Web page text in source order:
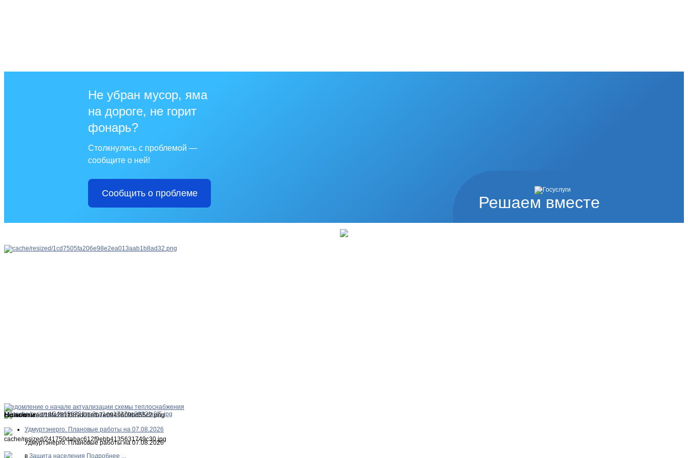
Решаем вместе
Не убран мусор, яма
на дороге, не горит
фонарь?
Столкнулись с проблемой —
сообщите о ней!
Сообщить о проблеме
Уведомление о начале актуализации схемы теплоснабжения
Новости
Удмуртэнерго. Плановые работы на 07.08.2026
Удмуртэнерго. Плановые работы на 07.08.2026
в Защита населения Подробнее ...